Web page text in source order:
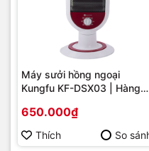
Máy sưởi hồng ngoại
Kungfu KF-DSX03 | Hàng
650.000₫
Thích So